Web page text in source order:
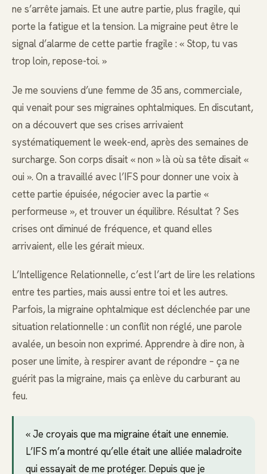
ne s’arrête jamais. Et une autre partie, plus fragile, qui
porte la fatigue et la tension. La migraine peut être le
signal d’alarme de cette partie fragile : « Stop, tu vas
trop loin, repose-toi. »
Je me souviens d’une femme de 35 ans, commerciale,
qui venait pour ses migraines ophtalmiques. En discutant,
on a découvert que ses crises arrivaient
systématiquement le week-end, après des semaines de
surcharge. Son corps disait « non » là où sa tête disait «
oui ». On a travaillé avec l’IFS pour donner une voix à
cette partie épuisée, négocier avec la partie «
performeuse », et trouver un équilibre. Résultat ? Ses
crises ont diminué de fréquence, et quand elles
arrivaient, elle les gérait mieux.
L’Intelligence Relationnelle, c’est l’art de lire les relations
entre tes parties, mais aussi entre toi et les autres.
Parfois, la migraine ophtalmique est déclenchée par une
situation relationnelle : un conflit non réglé, une parole
avalée, un besoin non exprimé. Apprendre à dire non, à
poser une limite, à respirer avant de répondre – ça ne
guérit pas la migraine, mais ça enlève du carburant au
feu.
« Je croyais que ma migraine était une ennemie.
L’IFS m’a montré qu’elle était une alliée maladroite
qui essayait de me protéger. Depuis que je